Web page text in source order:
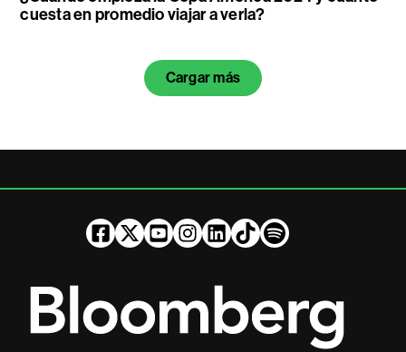
cuesta en promedio viajar a verla?
Cargar más